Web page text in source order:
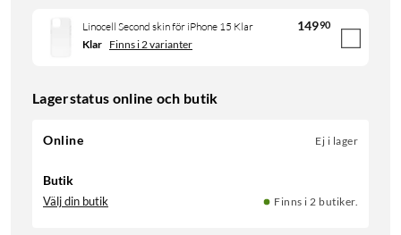
Linocell Second skin för iPhone 15 Klar 14990
Klar Finns i 2 varianter
Lagerstatus online och butik
Online Ej i lager
Butik
Välj din butik Finns i 2 butiker.